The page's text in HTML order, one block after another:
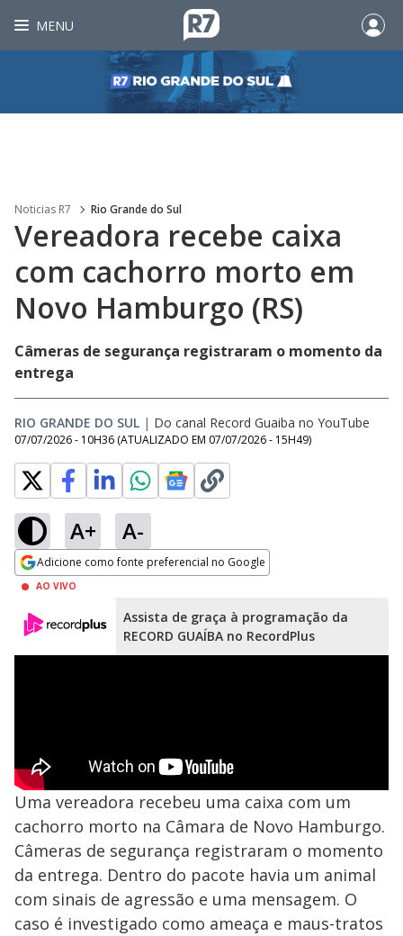
MENU
Noticias R7 Rio Grande do Sul
Vereadora recebe caixa
com cachorro morto em
Novo Hamburgo (RS)
Câmeras de segurança registraram o momento da
entrega
RIO GRANDE DO SUL | Do canal Record Guaiba no YouTube
07/07/2026 - 10H36 (ATUALIZADO EM 07/07/2026 - 15H49)
A+ A-
Adicione como fonte preferencial no Google
Opens in new window
AO VIVO
Assista de graça à programação da
RECORD GUAÍBA no RecordPlus
Uma vereadora recebeu uma caixa com um
cachorro morto na Câmara de Novo Hamburgo.
Câmeras de segurança registraram o momento
da entrega. Dentro do pacote havia um animal
com sinais de agressão e uma mensagem. O
caso é investigado como ameaça e maus-tratos